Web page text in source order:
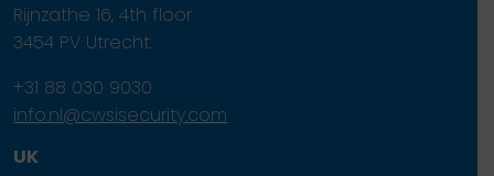
Rijnzathe 16, 4th floor
3454 PV Utrecht.
+31 88 030 9030
info.nl@cwsisecurity.com
UK